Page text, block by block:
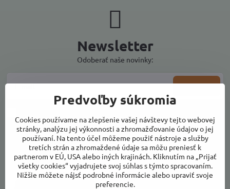
Newsletter
Odoberať naše novinky:
Odoberať
Kontakty
Predvoľby súkromia
Cookies používame na zlepšenie vašej návštevy tejto webovej
stránky, analýzu jej výkonnosti a zhromažďovanie údajov o jej
používaní. Na tento účel môžeme použiť nástroje a služby
tretích strán a zhromaždené údaje sa môžu preniesť k
partnerom v EÚ, USA alebo iných krajinách. Kliknutím na „Prijať
všetky cookies“ vyjadrujete svoj súhlas s týmto spracovaním.
Nižšie môžete nájsť podrobné informácie alebo upraviť svoje
preferencie.